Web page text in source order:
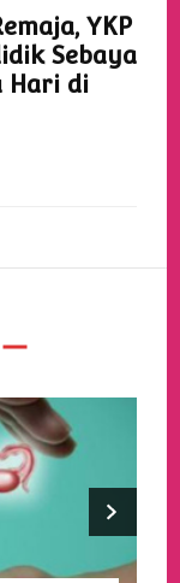
YKP
Sebaya
Hari di